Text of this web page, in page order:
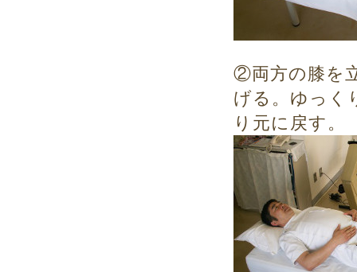
②両方の膝を
げる。ゆっく
り元に戻す。